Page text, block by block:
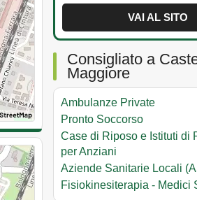
VAI AL SITO
Consigliato a
Maggiore
Ambulanze Private
Pronto Soccorso
Case di Riposo e Istituti di
per Anziani
Aziende Sanitarie Locali
Fisiokinesiterapia - Medici